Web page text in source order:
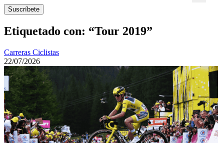
Suscríbete
Etiquetado con: “Tour 2019”
Carreras Ciclistas
22/07/2026